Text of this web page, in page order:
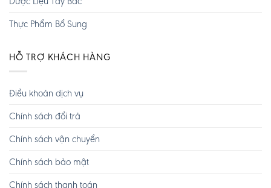
Thực Phẩm Bổ Sung
HỖ TRỢ KHÁCH HÀNG
Điều khoản dịch vụ
Chính sách đổi trả
Chính sách vận chuyển
Chính sách bảo mật
Chính sách thanh toán